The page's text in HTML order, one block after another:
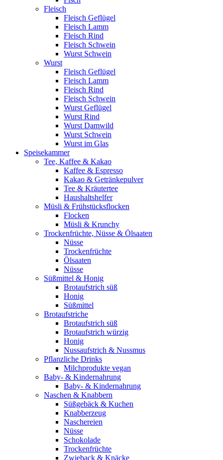
Fleisch
Fleisch Geflügel
Fleisch Lamm
Fleisch Rind
Fleisch Schwein
Wurst Schwein
Wurst
Fleisch Geflügel
Fleisch Lamm
Fleisch Rind
Fleisch Schwein
Wurst Geflügel
Wurst Rind
Wurst Damwild
Wurst Schwein
Wurst im Glas
Speisekammer
Tee, Kaffee & Kakao
Kaffee & Espresso
Kakao & Getränkepulver
Tee & Kräutertee
Haushaltshelfer
Müsli & Frühstücksflocken
Flocken
Müsli & Krunchy
Trockenfrüchte, Nüsse & Ölsaaten
Nüsse
Trockenfrüchte
Ölsaaten
Nüsse
Süßmittel & Honig
Brotaufstrich süß
Honig
Süßmittel
Brotaufstriche
Brotaufstrich süß
Brotaufstrich würzig
Honig
Nussaufstrich & Nussmus
Pflanzliche Drinks
Milchprodukte vegan
Baby- & Kindernahrung
Baby- & Kindernahrung
Naschen & Knabbern
Süßgebäck & Kuchen
Knabberzeug
Naschereien
Nüsse
Schokolade
Trockenfrüchte
Zwieback & Knäcke